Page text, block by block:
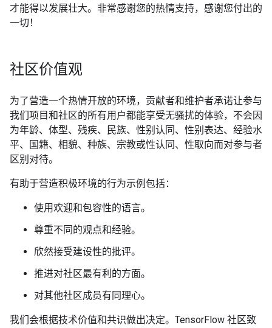
才能得以发展壮大。非常感谢您的热情支持，感谢您付出的
一切！
社区价值观
为了营造一个热情开放的环境，贡献者和维护者承诺让参与
我们项目和社区的所有用户都能享受无骚扰的体验，不会因
为年龄、体型、残疾、民族、性别认同、性别表达、经验水
平、国籍、相貌、种族、宗教或性认同、性取向而对参与者
区别对待。
有助于营造积极环境的行为示例包括：
使用欢迎和包容性的语言。
尊重不同的观点和经验。
欣然接受建设性的批评。
推进对社区最有利的方面。
对其他社区成员有同理心。
我们会根据技术价值和共识做出决定。TensorFlow 社区致